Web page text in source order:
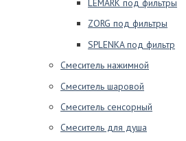
LEMARK под фильтры
ZORG под фильтры
SPLENKA под фильтр
Смеситель нажимной
Смеситель шаровой
Смеситель сенсорный
Смеситель для душа